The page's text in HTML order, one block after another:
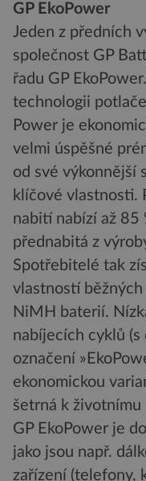
GP EkoPower
Jeden z předních
společnost GP
řadu GP
technologii
Power je
velmi úspěšné
od své výkonnější
klíčové vlastnosti.
nabití nabízí až 85
přednabitá z
Spotřebitelé tak
vlastností
NiMH baterií.
nabíjecích cyklů (s
označení
ekonomickou
šetrná k životnímu
GP EkoPower je
jako jsou např.
zařízení (telefony,